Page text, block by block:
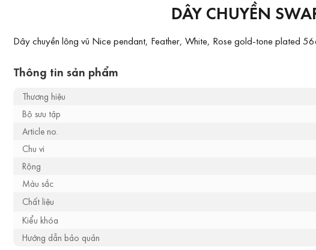
DÂY CHUYỀN
Dây chuyền lông vũ Nice pendant, Feather, White, Rose gold-tone plated
Thông tin sản phẩm
Thương hiệu
Bộ sưu tập
Article no.
Chu vi
Rộng
Màu sắc
Chất liệu
Kiểu khóa
Hướng dẫn bảo quản